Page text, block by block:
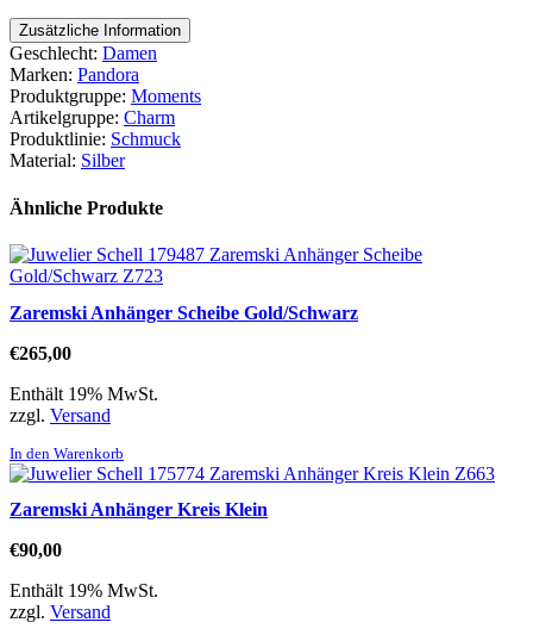
Zusätzliche Information
Geschlecht: Damen
Marken: Pandora
Produktgruppe: Moments
Artikelgruppe: Charm
Produktlinie: Schmuck
Material: Silber
Ähnliche Produkte
Zaremski Anhänger Scheibe Gold/Schwarz
€265,00
Enthält 19% MwSt.
zzgl. Versand
In den Warenkorb
Zaremski Anhänger Kreis Klein
€90,00
Enthält 19% MwSt.
zzgl. Versand